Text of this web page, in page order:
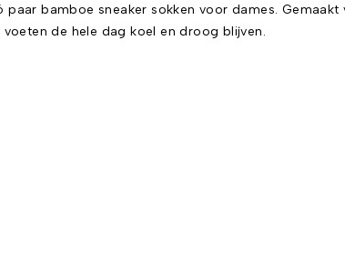
bamboe sneaker sokken voor dames.
de hele dag koel en droog blijven.